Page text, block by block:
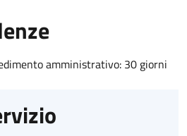
amministrativo: 30 giorni